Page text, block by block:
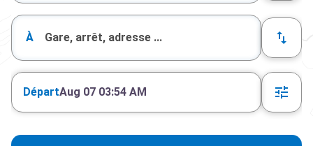
À
DépartAug 07 03:54 AM